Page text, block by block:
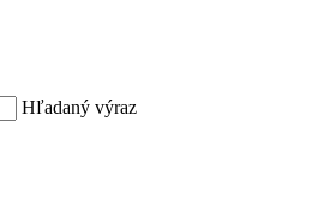
Hľadaný výraz